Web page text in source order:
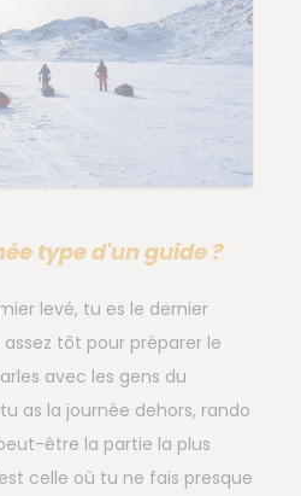
type d'un guide ?
levé, tu es le dernier
tôt pour préparer le
avec les gens du
as la journée dehors, rando
être la partie la plus
celle où tu ne fais presque